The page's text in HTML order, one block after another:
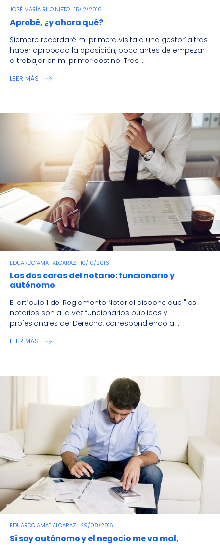
JOSÉ MARÍA RILO NIETO 15/12/2016
Aprobé, ¿y ahora qué?
Siempre recordaré mi primera visita a una gestoría tras
haber aprobado la oposición, poco antes de empezar
a trabajar en mi primer destino. Tras ...
LEER MÁS
EDUARDO AMAT ALCARAZ 10/10/2016
Las dos caras del notario: funcionario y
autónomo
El artículo 1 del Reglamento Notarial dispone que "los
notarios son a la vez funcionarios públicos y
profesionales del Derecho, correspondiendo a ...
LEER MÁS
EDUARDO AMAT ALCARAZ 29/08/2016
Si soy autónomo y el negocio me va mal,